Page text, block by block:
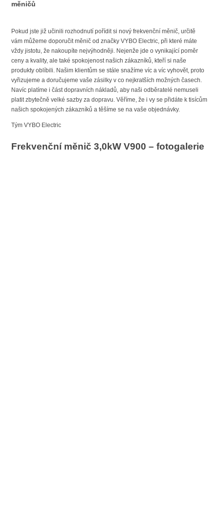
měničů
Pokud jste již učinili rozhodnutí pořídit si nový frekvenční měnič, určitě
vám můžeme doporučit měnič od značky VYBO Electric, při které máte
vždy jistotu, že nakoupíte nejvýhodněji. Nejenže jde o vynikající poměr
ceny a kvality, ale také spokojenost našich zákazníků, kteří si naše
produkty oblíbili. Našim klientům se stále snažíme víc a víc vyhovět, proto
vyřizujeme a doručujeme vaše zásilky v co nejkratších možných časech.
Navíc platíme i část dopravních nákladů, aby naši odběratelé nemuseli
platit zbytečně velké sazby za dopravu. Věříme, že i vy se přidáte k tisícům
našich spokojených zákazníků a těšíme se na vaše objednávky.
Tým VYBO Electric
Frekvenční měnič 3,0kW V900 – fotogalerie